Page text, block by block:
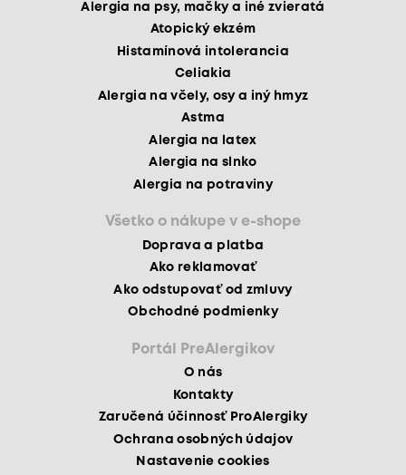
Alergia na psy, mačky a iné zvieratá
Atopický ekzém
Histamínová intolerancia
Celiakia
Alergia na včely, osy a iný hmyz
Astma
Alergia na latex
Alergia na slnko
Alergia na potraviny
Všetko o nákupe v e-shope
Doprava a platba
Ako reklamovať
Ako odstupovať od zmluvy
Obchodné podmienky
Portál PreAlergikov
O nás
Kontakty
Zaručená účinnosť ProAlergiky
Ochrana osobných údajov
Nastavenie cookies